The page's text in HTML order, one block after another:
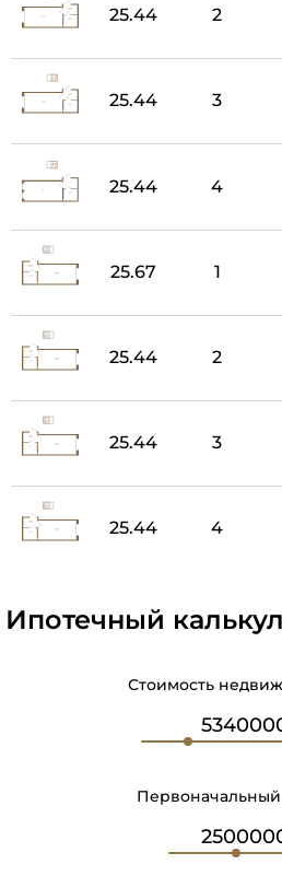
25.44 2
25.44 3
25.44 4
25.67 1
25.44 2
25.44 3
25.44 4
Ипотечный
Стоимость
Первоначальный